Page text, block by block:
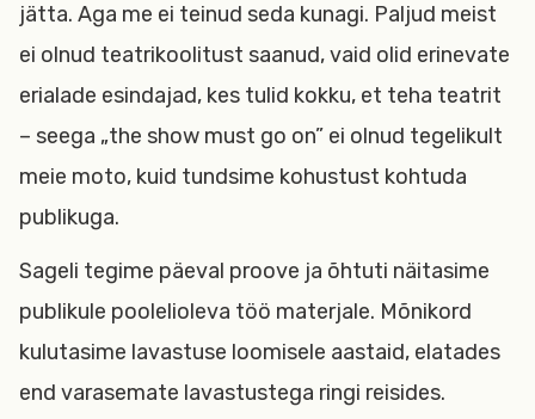
jätta. Aga me ei teinud seda kunagi. Paljud meist
ei olnud teatrikoolitust saanud, vaid olid erinevate
erialade esindajad, kes tulid kokku, et teha teatrit
– seega „the show must go on” ei olnud tegelikult
meie moto, kuid tundsime kohustust kohtuda
publikuga.
Sageli tegime päeval proove ja õhtuti näitasime
publikule poolelioleva töö materjale. Mõnikord
kulutasime lavastuse loomisele aastaid, elatades
end varasemate lavastustega ringi reisides.